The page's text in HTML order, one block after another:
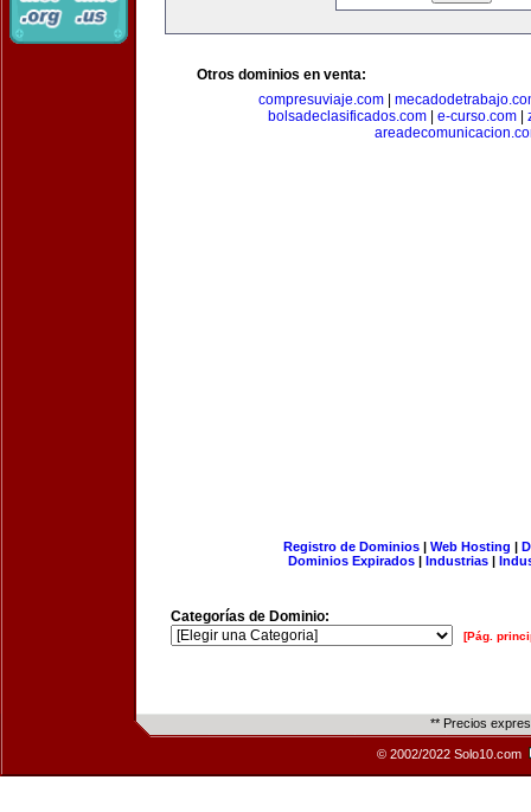
Otros dominios en venta:
compresuviaje.com
bolsadeclasificados.com
e-curso.com
Registro de Dominios| Web Hosting |
Dominios Expirados | Industrias |
Categorías de Dominio:
[Pág.
** Precios
© 2002/2022 Solo10.com